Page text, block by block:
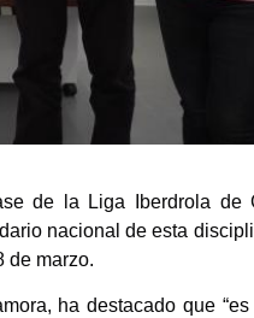
de la Liga Iberdrola de
nacional de esta
de marzo.
ha destacado que